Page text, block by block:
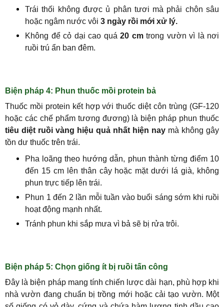
Trái thối không được ủ phân tươi mà phải chôn sâu
hoặc ngâm nước vôi 3 ngày rồi mới xử lý.
Không để cỏ dại cao quá 20 cmtrong vườn vì là nơi
ruồi trú ẩn ban đêm.
Biện pháp 4: Phun thuốc mồi protein bả
Thuốc mồi protein kết hợp với thuốc diệt côn trùng (GF-120
hoặc các chế phẩm tương đương) là biện pháp phun thuốc
tiêu diệt ruồi vàng hiệu quả nhất hiện nay mà không gây
tồn dư thuốc trên trái.
Pha loãng theo hướng dẫn, phun thành từng điểm 10
đến 15 cm lên thân cây hoặc mặt dưới lá già, không
phun trực tiếp lên trái.
Phun 1 đến 2 lần mỗi tuần vào buổi sáng sớm khi ruồi
hoạt động mạnh nhất.
Tránh phun khi sắp mưa vì bả sẽ bị rửa trôi.
Biện pháp 5: Chọn giống ít bị ruồi tấn công
Đây là biện pháp mang tính chiến lược dài hạn, phù hợp khi
nhà vườn đang chuẩn bị trồng mới hoặc cải tạo vườn. Một